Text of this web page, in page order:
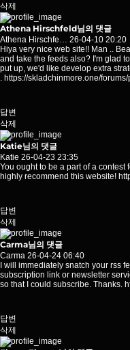
삭제
Athena Hirschfeld님의 댓글
Athena Hirschfe… 26-04-10 20:20
Hiya very nice web site!! Man ..
and take the feeds also? I'm glad
put up, we'd like develop extra
. https://skladchinmore.one/
답변
삭제
Katie님의 댓글
Katie 26-04-23 23:35
You ought to be a part of a contest
highly recommend this website!
답변
삭제
Carma님의 댓글
Carma 26-04-24 06:40
I will immediately snatch your rss
subscription link or newsletter
so that I could subscribe. Thanks.
답변
삭제